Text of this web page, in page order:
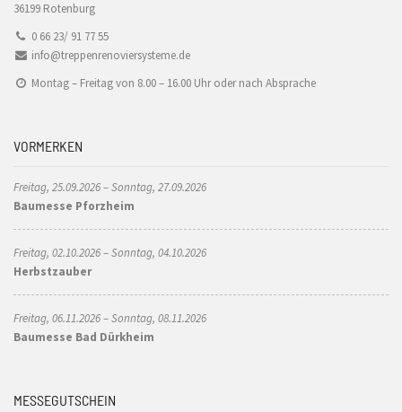
36199 Rotenburg
0 66 23/ 91 77 55
info@treppenrenoviersysteme.de
Montag – Freitag von 8.00 – 16.00 Uhr oder nach Absprache
VORMERKEN
Freitag, 25.09.2026 – Sonntag, 27.09.2026
Baumesse Pforzheim
Freitag, 02.10.2026 – Sonntag, 04.10.2026
Herbstzauber
Freitag, 06.11.2026 – Sonntag, 08.11.2026
Baumesse Bad Dürkheim
MESSEGUTSCHEIN